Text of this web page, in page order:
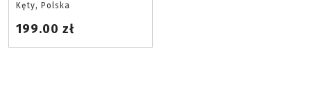
Kęty, Polska
199.00 zł